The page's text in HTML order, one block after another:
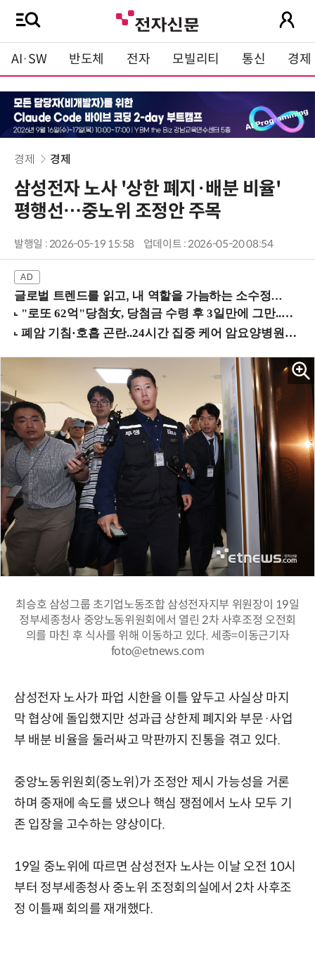
AI·SW 반도체 전자 모빌리티 통신 경제
경제 경제
삼성전자 노사 '상한 폐지·배분 비율'
평행선…중노위 조정안 주목
발행일 : 2026-05-19 15:58 업데이트 : 2026-05-20 08:54
글로벌 트렌드를 읽고, 내 역할을 가늠하는 소수정예 실습 워크숍 (8/28 신논현역)
최승호 삼성그룹 초기업노동조합 삼성전자지부 위원장이 19일
정부세종청사 중앙노동위원회에서 열린 2차 사후조정 오전회
의를 마친 후 식사를 위해 이동하고 있다. 세종=이동근기자
foto@etnews.com
삼성전자 노사가 파업 시한을 이틀 앞두고 사실상 마지
막 협상에 돌입했지만 성과급 상한제 폐지와 부문·사업
부 배분 비율을 둘러싸고 막판까지 진통을 겪고 있다.
중앙노동위원회(중노위)가 조정안 제시 가능성을 거론
하며 중재에 속도를 냈으나 핵심 쟁점에서 노사 모두 기
존 입장을 고수하는 양상이다.
19일 중노위에 따르면 삼성전자 노사는 이날 오전 10시
부터 정부세종청사 중노위 조정회의실에서 2차 사후조
정 이틀째 회의를 재개했다.